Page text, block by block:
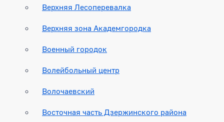
Верхняя Лесоперевалка
Верхняя зона Академгородка
Военный городок
Волейбольный центр
Волочаевский
Восточная часть Дзержинского района